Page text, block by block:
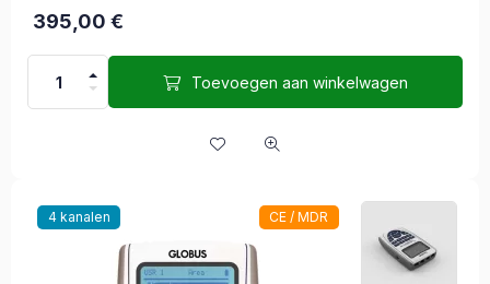
395,00 €
Toevoegen aan winkelwagen
4 kanalen CE / MDR